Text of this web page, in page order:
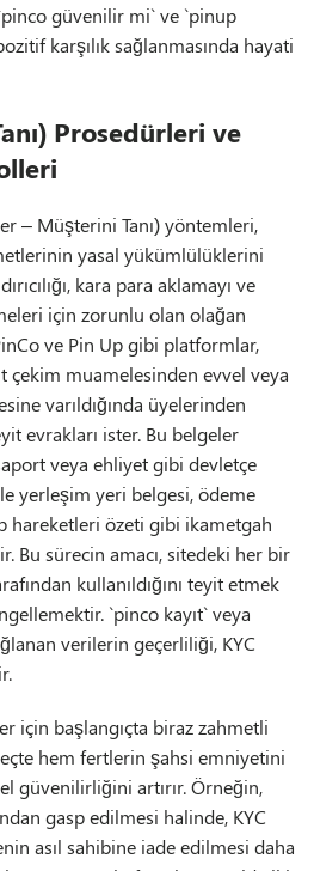
güvenilir mi` ve `pinup
karşılık sağlanmasında hayati
Prosedürleri ve
– Müşterini Tanı) yöntemleri,
yasal yükümlülüklerini
kara para aklamayı ve
için zorunlu olan olağan
ve Pin Up gibi platformlar,
muamelesinden evvel veya
varıldığında üyelerinden
evrakları ister. Bu belgeler
veya ehliyet gibi devletçe
yerleşim yeri belgesi, ödeme
hareketleri özeti gibi ikametgah
Bu sürecin amacı, sitedeki her bir
kullanıldığını teyit etmek
`pinco kayıt` veya
verilerin geçerliliği, KYC
için başlangıçta biraz zahmetli
hem fertlerin şahsi emniyetini
güvenilirliğini artırır. Örneğin,
gasp edilmesi halinde, KYC
asıl sahibine iade edilmesi daha